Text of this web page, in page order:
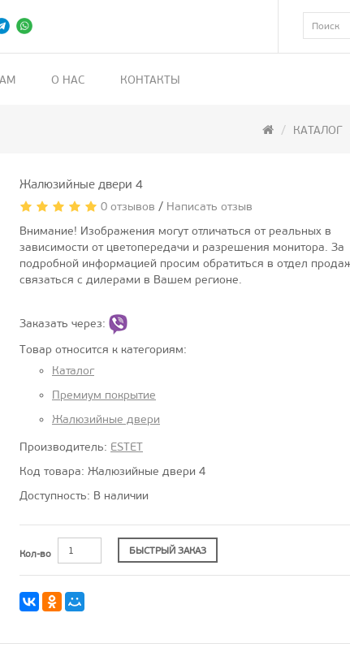
О НАС КОНТАКТЫ
КАТАЛОГ
Жалюзийные двери 4
0 отзывов / Написать отзыв
Внимание! Изображения могут отличаться от реальных в
зависимости от цветопередачи и разрешения монитора. За
подробной информацией просим обратиться в отдел
связаться с дилерами в Вашем регионе.
Заказать через:
Товар относится к категориям:
Каталог
Премиум покрытие
Жалюзийные двери
Производитель: ESTET
Код товара: Жалюзийные двери 4
Доступность: В наличии
Кол-во БЫСТРЫЙ ЗАКАЗ